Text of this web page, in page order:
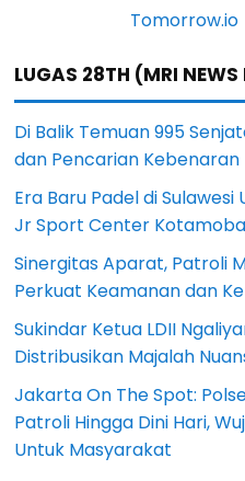
LUGAS 28TH (MRI
Di Balik Temuan 995
dan Pencarian Kebenaran
Era Baru Padel di
Jr Sport Center
Sinergitas Aparat, Patroli
Perkuat Keamanan dan
Sukindar Ketua LDII
Distribusikan Majalah
Jakarta On The Spot:
Patroli Hingga Dini Hari,
Untuk Masyarakat